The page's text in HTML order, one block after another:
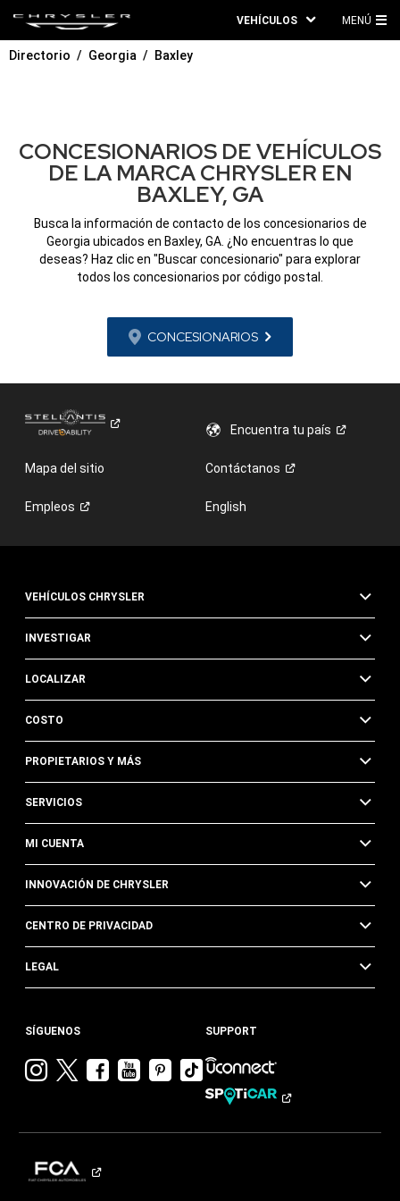
VEHÍCULOS MENÚ
Directorio Georgia Baxley
CONCESIONARIOS DE VEHÍCULOS
DE LA MARCA CHRYSLER EN
BAXLEY, GA
Busca la información de contacto de los concesionarios de
Georgia ubicados en Baxley, GA. ¿No encuentras lo que
deseas? Haz clic en "Buscar concesionario" para explorar
todos los concesionarios por código postal.
CONCESIONARIOS
Encuentra tupaís
Mapa del sitio Contáctanos
Empleos English
VEHÍCULOS CHRYSLER
INVESTIGAR
LOCALIZAR
COSTO
PROPIETARIOS Y MÁS
SERVICIOS
MI CUENTA
INNOVACIÓN DE CHRYSLER
CENTRO DE PRIVACIDAD
LEGAL
SÍGUENOS
VisitarVisitarVisitar
Chrysler en
Visitar
Chrysler en
Visitar
Chrysler en
Pinterest
Visita
Chrysler
Tik
SUPPORT